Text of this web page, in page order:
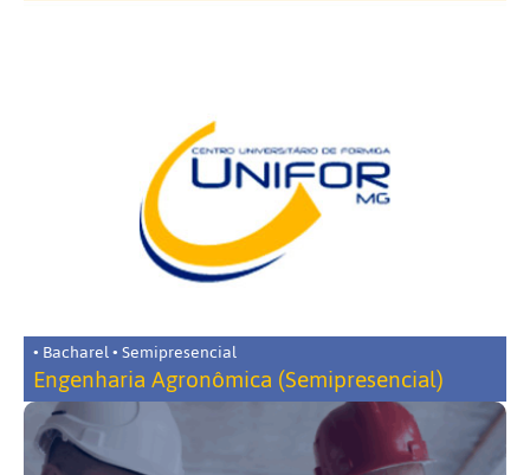
• Bacharel • Semipresencial
Engenharia Agronômica (Semipresencial)